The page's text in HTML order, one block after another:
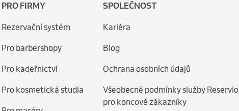
PRO FIRMY
Rezervační systém
Pro barbershopy
Pro kadeřnictví
Pro kosmetická studia
SPOLEČNOST
Kariéra
Blog
Ochrana osobních údajů
Všeobecné podmínky služby Reservio
pro koncové zákazníky